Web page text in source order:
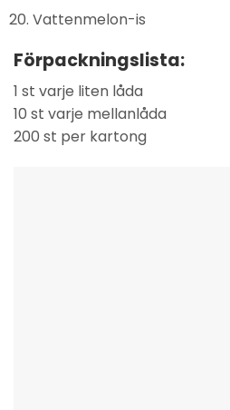
Vattenmelon-is
Förpackningslista:
1 st varje liten låda
10 st varje mellanlåda
200 st per kartong